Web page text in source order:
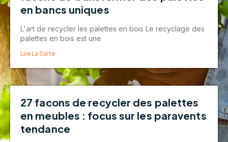
en bancs uniques
L'art de recycler les palettes en bois Le recyclage des
palettes en bois est une
Lire La Suite
27 facons de recycler des palettes
en meubles : focus sur les paravents
tendance